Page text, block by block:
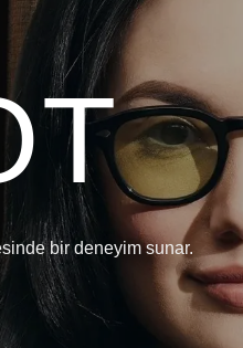
bir deneyim sunar.